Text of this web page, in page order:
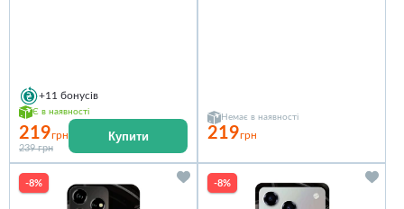
+11 бонусів
Є в наявності
219грн
239 грн
Купити
Немає в наявності
219грн
-8% -8%